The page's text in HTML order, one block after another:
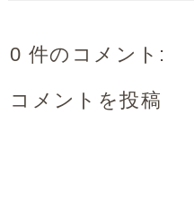
0 件のコメント:
コメントを投稿